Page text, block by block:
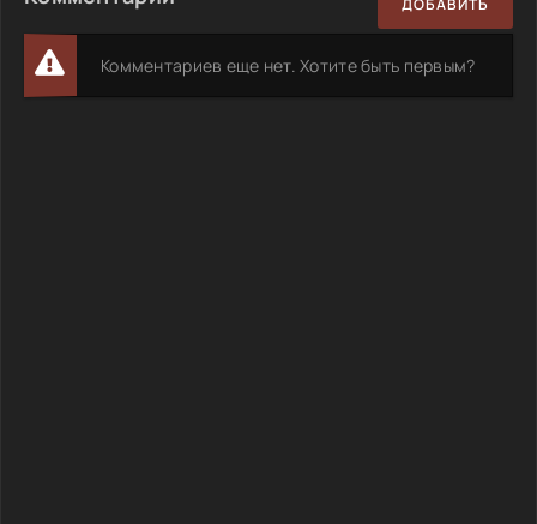
ДОБАВИТЬ
Комментариев еще нет. Хотите быть первым?